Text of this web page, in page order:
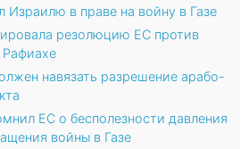
Израилю в праве на войну в Газе
резолюцию ЕС против
навязать разрешение арабо-
ЕС о бесполезности давления
войны в Газе